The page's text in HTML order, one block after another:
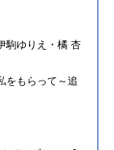
駒ゆりえ・橘 杏
をもらって～追